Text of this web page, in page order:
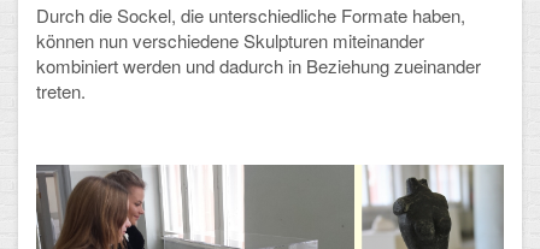
Schulzeitung: Der Gottfried
FÄCHER
Ethik, Philosophie und Religion
Gesellschaftswissenschaften
Durch die Sockel, die unterschiedliche Formate haben,
können nun verschiedene Skulpturen miteinander
kombiniert werden und dadurch in Beziehung zueinander
treten.